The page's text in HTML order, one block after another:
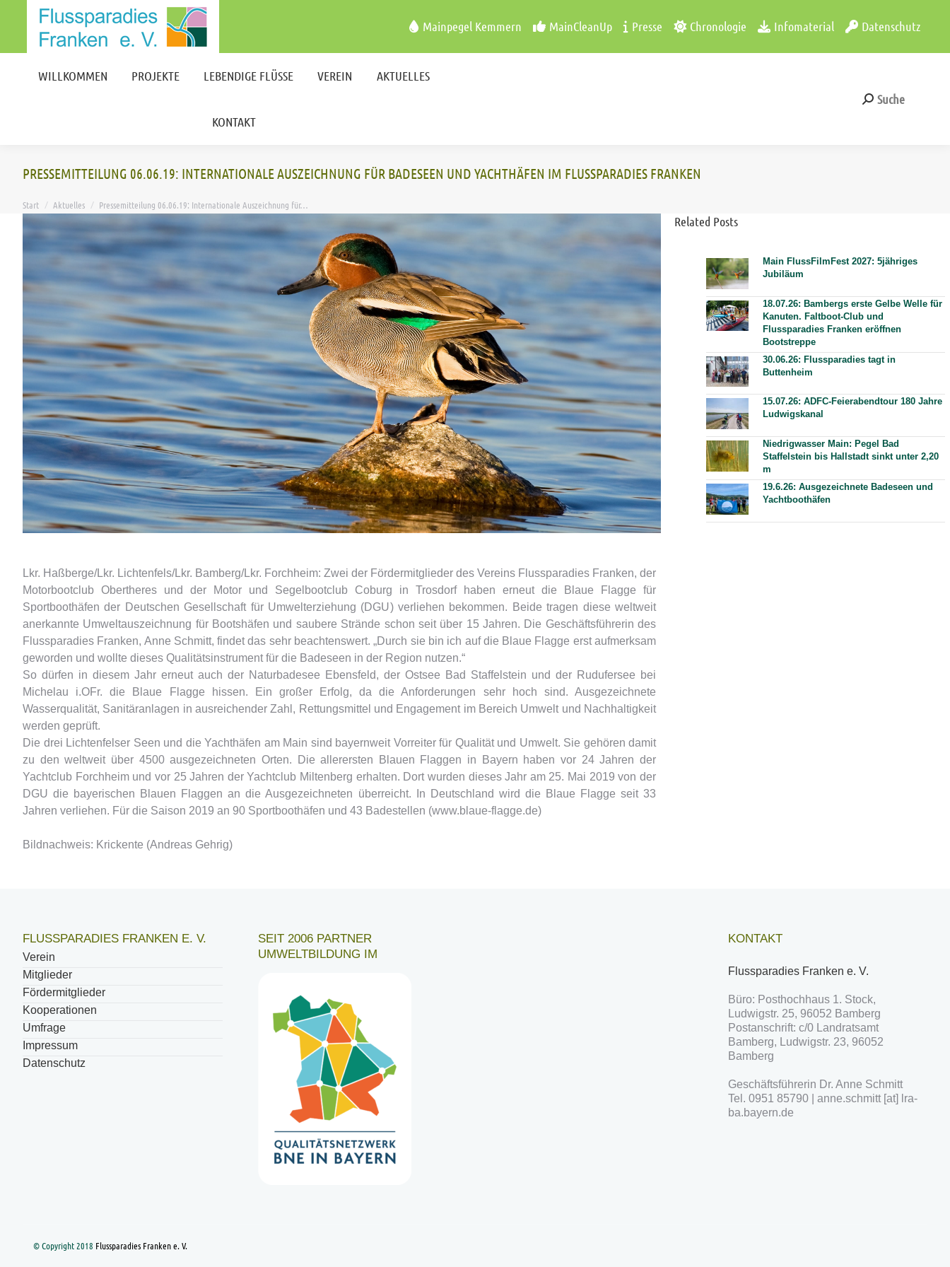
Mainpegel Kemmern MainCleanUp Presse Chronologie Infomaterial Datenschutz
WILLKOMMEN PROJEKTE LEBENDIGE FLÜSSE VEREIN AKTUELLES
KONTAKT
Search:
Suche
PRESSEMITTEILUNG 06.06.19: INTERNATIONALE AUSZEICHNUNG FÜR BADESEEN UND YACHTHÄFEN IM FLUSSPARADIES FRANKEN
Start Aktuelles Pressemitteilung 06.06.19: Internationale Auszeichnung für…
Lkr. Haßberge/Lkr. Lichtenfels/Lkr. Bamberg/Lkr. Forchheim: Zwei der Fördermitglieder des Vereins Flussparadies Franken, der
Motorbootclub Obertheres und der Motor und Segelbootclub Coburg in Trosdorf haben erneut die Blaue Flagge für
Sportboothäfen der Deutschen Gesellschaft für Umwelterziehung (DGU) verliehen bekommen. Beide tragen diese weltweit
anerkannte Umweltauszeichnung für Bootshäfen und saubere Strände schon seit über 15 Jahren. Die Geschäftsführerin des
Flussparadies Franken, Anne Schmitt, findet das sehr beachtenswert. „Durch sie bin ich auf die Blaue Flagge erst aufmerksam
geworden und wollte dieses Qualitätsinstrument für die Badeseen in der Region nutzen.“
So dürfen in diesem Jahr erneut auch der Naturbadesee Ebensfeld, der Ostsee Bad Staffelstein und der Rudufersee bei
Michelau i.OFr. die Blaue Flagge hissen. Ein großer Erfolg, da die Anforderungen sehr hoch sind. Ausgezeichnete
Wasserqualität, Sanitäranlagen in ausreichender Zahl, Rettungsmittel und Engagement im Bereich Umwelt und Nachhaltigkeit
werden geprüft.
Die drei Lichtenfelser Seen und die Yachthäfen am Main sind bayernweit Vorreiter für Qualität und Umwelt. Sie gehören damit
zu den weltweit über 4500 ausgezeichneten Orten. Die allerersten Blauen Flaggen in Bayern haben vor 24 Jahren der
Yachtclub Forchheim und vor 25 Jahren der Yachtclub Miltenberg erhalten. Dort wurden dieses Jahr am 25. Mai 2019 von der
DGU die bayerischen Blauen Flaggen an die Ausgezeichneten überreicht. In Deutschland wird die Blaue Flagge seit 33
Jahren verliehen. Für die Saison 2019 an 90 Sportboothäfen und 43 Badestellen (www.blaue-flagge.de)
Bildnachweis: Krickente (Andreas Gehrig)
Related Posts
Main FlussFilmFest 2027: 5jähriges
Jubiläum
18.07.26: Bambergs erste Gelbe Welle für
Kanuten. Faltboot-Club und
Flussparadies Franken eröffnen
Bootstreppe
30.06.26: Flussparadies tagt in
Buttenheim
15.07.26: ADFC-Feierabendtour 180 Jahre
Ludwigskanal
Niedrigwasser Main: Pegel Bad
Staffelstein bis Hallstadt sinkt unter 2,20
m
19.6.26: Ausgezeichnete Badeseen und
Yachtboothäfen
FLUSSPARADIES FRANKEN E. V.
Verein
Mitglieder
Fördermitglieder
Kooperationen
Umfrage
Impressum
Datenschutz
SEIT 2006 PARTNER
UMWELTBILDUNG IM
KONTAKT
Flussparadies Franken e. V.
Büro: Posthochhaus 1. Stock,
Ludwigstr. 25, 96052 Bamberg
Postanschrift: c/0 Landratsamt
Bamberg, Ludwigstr. 23, 96052
Bamberg
Geschäftsführerin Dr. Anne Schmitt
Tel. 0951 85790 | anne.schmitt [at] lra-
ba.bayern.de
© Copyright 2018 Flussparadies Franken e. V.
WILLKOMMEN PROJEKTE AKTUELLES
KONTAKT